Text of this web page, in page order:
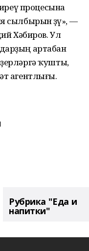
процесына
сылбырын өҙөү», —
Хәбиров. Ул
артабан
ҡушты,
агентлығы.
Рубрика "Еда и
напитки"